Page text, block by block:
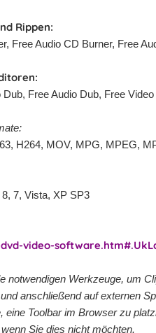
Rippen:
Free Audio CD Burner, Free
Free Audio Dub, Free
H264, MOV, MPG, MPEG,
7, Vista, XP SP3
video-
notwendigen Werkzeuge, um
anschließend auf externen
Toolbar im Browser zu
Sie dies nicht möchten.